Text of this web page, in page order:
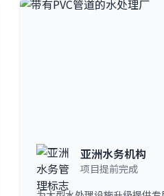
亚洲水务机构
项目提前完成